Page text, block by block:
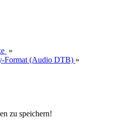
»
Format (Audio DTB) »
zu speichern!